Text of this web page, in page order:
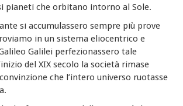
pianeti che orbitano intorno al Sole.
si accumulassero sempre più prove
in un sistema eliocentrico e
Galilei perfezionassero tale
del XIX secolo la società rimase
che l’intero universo ruotasse